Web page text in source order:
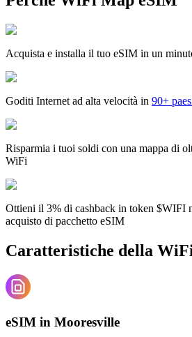
Acquista e installa il tuo eSIM in un
Goditi Internet ad alta velocità in 90+
Risparmia i tuoi soldi con una mappa di
WiFi
Ottieni il 3% di cashback in token $WIFI
acquisto di pacchetto eSIM
Caratteristiche della
eSIM in Mooresville